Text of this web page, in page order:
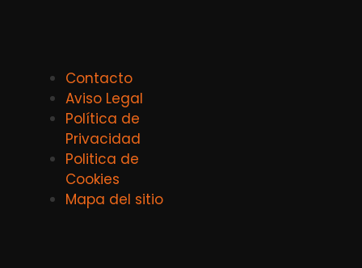
Contacto
Aviso Legal
Política de
Privacidad
Politica de
Cookies
Mapa del sitio